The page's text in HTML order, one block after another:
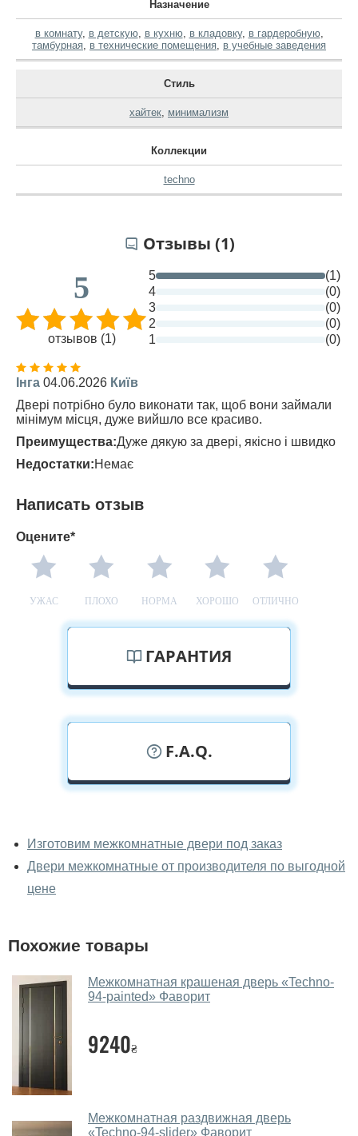
Назначение
в комнату, в детскую, в кухню, в кладовку, в гардеробную,
тамбурная в технические помещения в учебные заведения
Стиль
хайтек минимализм
Коллекции
techno
Отзывы (1)
5
отзывов (1)
5
(1)
4
(0)
3
(0)
2
(0)
1
(0)
Інга 04.06.2026 Київ
Двері потрібно було виконати так, щоб вони займали
мінімум місця, дуже вийшло все красиво.
Преимущества:Дуже дякую за двері, якісно і швидко
Недостатки:Немає
Написать отзыв
Оцените*
УЖАС ПЛОХО НОРМА ХОРОШО ОТЛИЧНО
ГАРАНТИЯ
F.A.Q.
межкомнатные двери фаворит
вживую?
Да, можно посмотреть межкомнатные двери фаворит
дверей.
межкомнатные двери фаворит?
Да. Мы консультируем покупателей
через мессенджеры, онлайн чат или непосредственно
Изготовим межкомнатные двери под заказ
Двери межкомнатные от производителя по выгодной
цене
Похожие товары
Межкомнатная крашеная дверь «Techno-
94-painted» Фаворит
9240₴
Межкомнатная раздвижная дверь
«Techno-94-slider» Фаворит